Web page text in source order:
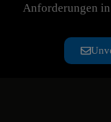
Anforderungen